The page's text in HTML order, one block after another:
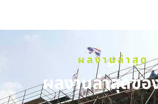
ผลงานล่าสุด
ผลงานล่าสุดขอ